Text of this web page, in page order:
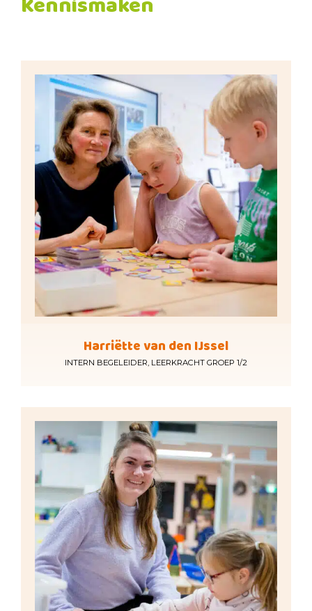
Harriëtte van den IJssel
INTERN BEGELEIDER, LEERKRACHT GROEP 1/2